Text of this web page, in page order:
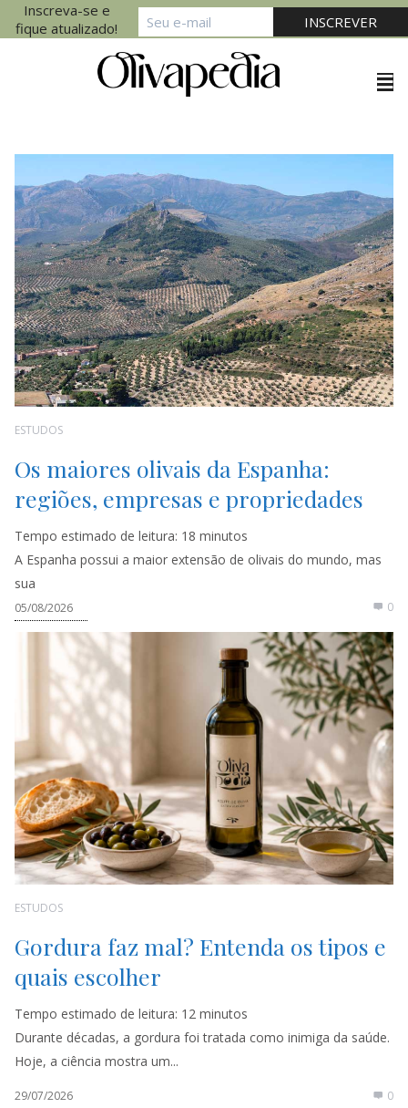
ESTUDOS
Os maiores olivais da Espanha:
regiões, empresas e propriedades
Tempo estimado de leitura: 18 minutos
A Espanha possui a maior extensão de olivais do mundo, mas
sua
05/08/2026 0
ESTUDOS
Gordura faz mal? Entenda os tipos e
quais escolher
Tempo estimado de leitura: 12 minutos
Durante décadas, a gordura foi tratada como inimiga da saúde.
Hoje, a ciência mostra um...
29/07/2026 0
Inscreva-se e
fique atualizado!